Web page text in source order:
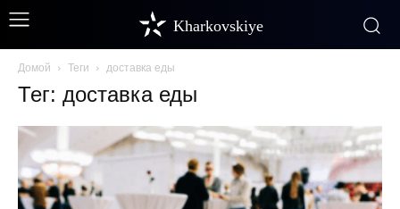
Kharkovskiye
Домой Теги доставка еды
Тег: доставка еды